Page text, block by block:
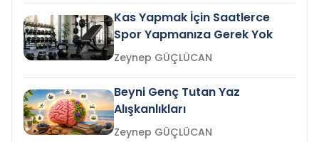
Kas Yapmak İçin Saatlerce
Spor Yapmanıza Gerek Yok
Zeynep GÜÇLÜCAN
Beyni Genç Tutan Yaz
Alışkanlıkları
Zeynep GÜÇLÜCAN